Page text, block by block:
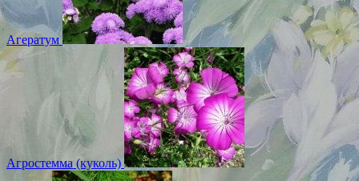
Агератум
Агростемма (куколь)